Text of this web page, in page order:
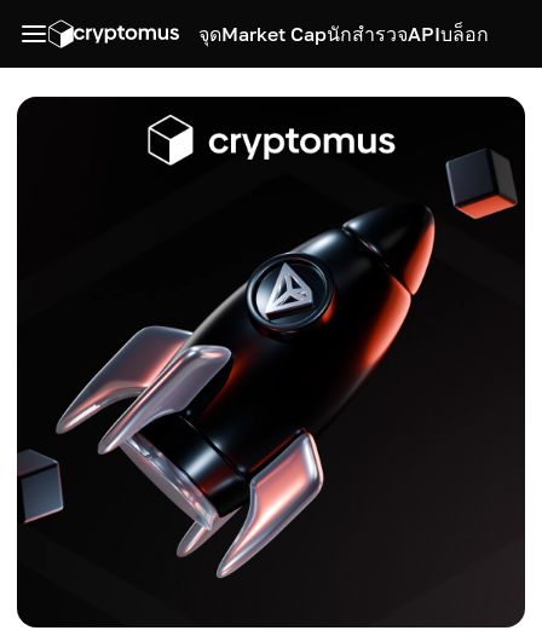
จุดMarket CapนักสำรวจAPIบล็อก